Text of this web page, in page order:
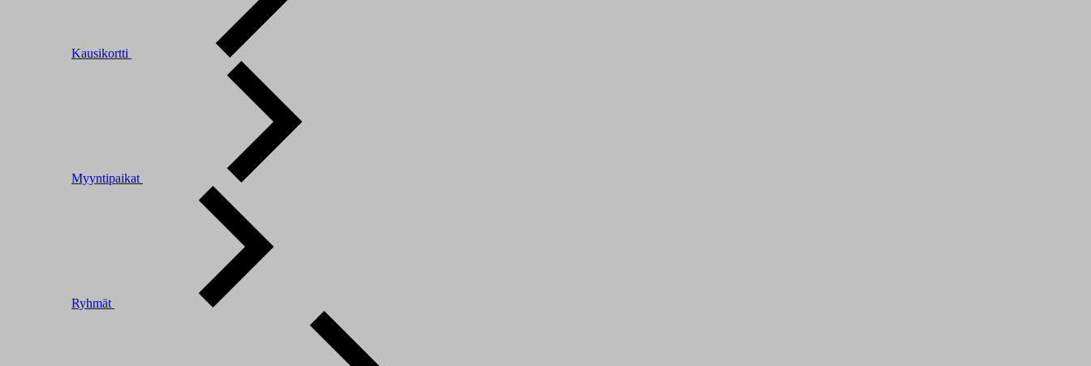
Kausikortti
Myyntipaikat
Ryhmät